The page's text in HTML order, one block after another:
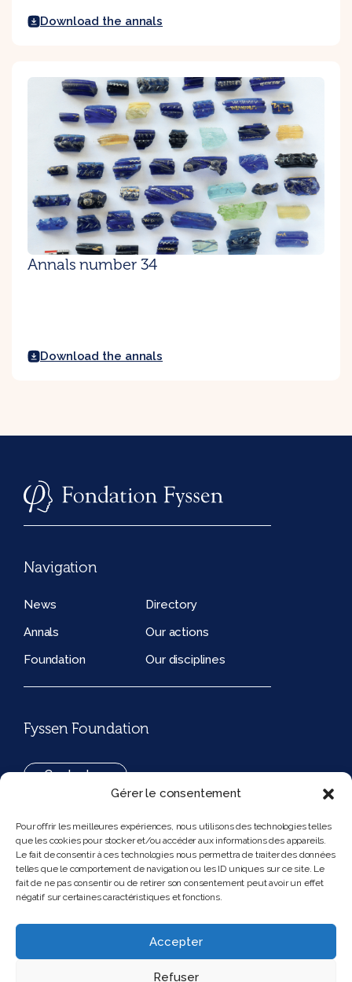
Gérer le consentement
Pour offrir les meilleures expériences, nous utilisons des technologies telles
que les cookies pour stocker et/ou accéder aux informations des appareils.
Le fait de consentir à ces technologies nous permettra de traiter des données
telles que le comportement de navigation ou les ID uniques sur ce site. Le
fait de ne pas consentir ou de retirer son consentement peut avoir un effet
négatif sur certaines caractéristiques et fonctions.
Accepter
Refuser
Download the annals
Annals number 34
Download the annals
Navigation
News
Directory
Annals
Our actions
Foundation
Our disciplines
Fyssen Foundation
Contact us
194, rue de Rivoli 75001 Paris France
Follow us